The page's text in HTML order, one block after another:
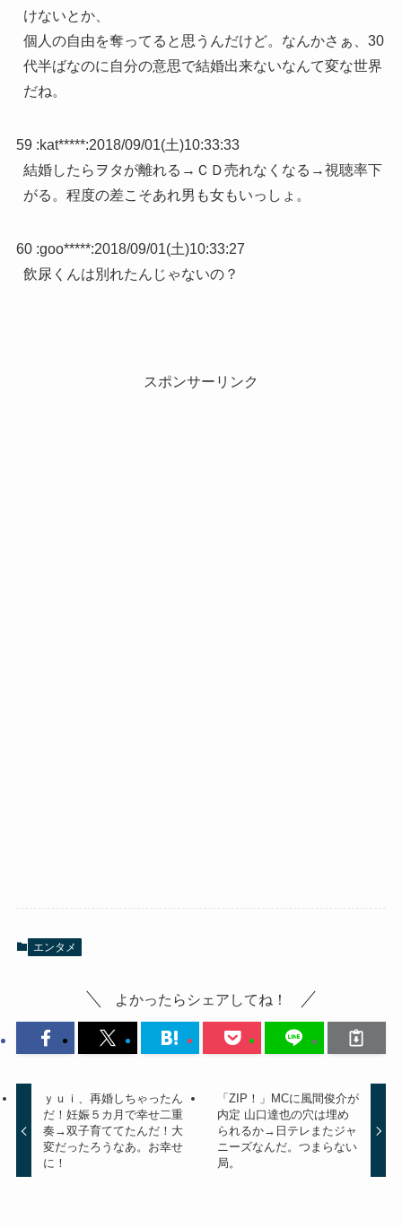
けないとか、
個人の自由を奪ってると思うんだけど。なんかさぁ、30
代半ばなのに自分の意思で結婚出来ないなんて変な世界
だね。
59 :kat*****:2018/09/01(土)10:33:33
結婚したらヲタが離れる→ＣＤ売れなくなる→視聴率下
がる。程度の差こそあれ男も女もいっしょ。
60 :goo*****:2018/09/01(土)10:33:27
飲尿くんは別れたんじゃないの？
スポンサーリンク
エンタメ
よかったらシェアしてね！
ｙｕｉ、再婚しちゃったん
だ！妊娠５カ月で幸せ二重
奏→双子育ててたんだ！大
変だったろうなあ。お幸せ
に！
「ZIP！」MCに風間俊介が
内定 山口達也の穴は埋め
られるか→日テレまたジャ
ニーズなんだ。つまらない
局。